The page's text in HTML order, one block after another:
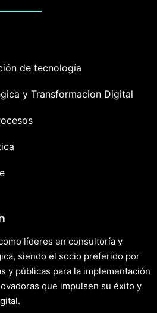
de tecnología
y Transformacion Digital
líderes en consultoría y
siendo el socio preferido por
y públicas para la implementación
que impulsen su éxito y